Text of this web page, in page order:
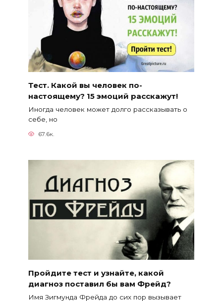
Тест. Какой вы человек по-
настоящему? 15 эмоций расскажут!
Иногда человек может долго рассказывать о
себе, но
67.6к.
Пройдите тест и узнайте, какой
диагноз поставил бы вам Фрейд?
Имя Зигмунда Фрейда до сих пор вызывает